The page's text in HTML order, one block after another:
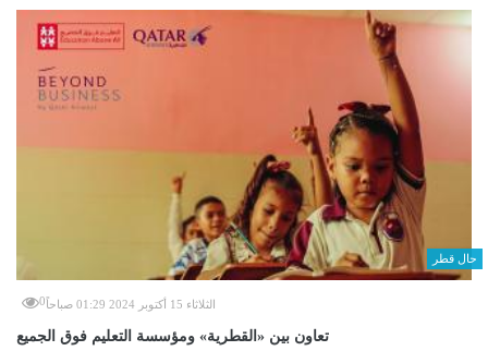
حال قطر
الثلاثاء 15 أكتوبر 2024 01:29 صباحاً 0
تعاون بين «القطرية» ومؤسسة التعليم فوق الجميع